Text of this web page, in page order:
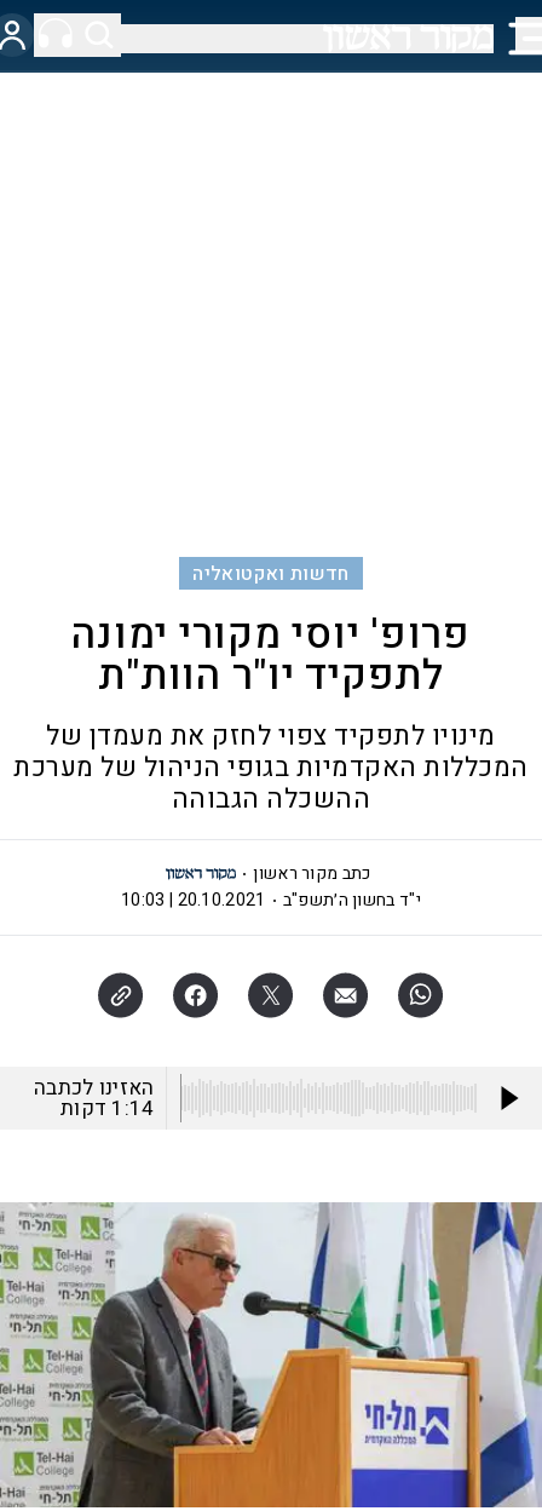
חדשות ואקטואליה
פרופ' יוסי מקורי ימונה
לתפקיד יו"ר הוות"ת
מינויו לתפקיד צפוי לחזק את מעמדן של
המכללות האקדמיות בגופי הניהול של מערכת
ההשכלה הגבוהה
כתב מקור ראשון
י"ד בחשון ה׳תשפ"ב
20.10.2021 | 10:03
האזינו לכתבה
1:14 דקות